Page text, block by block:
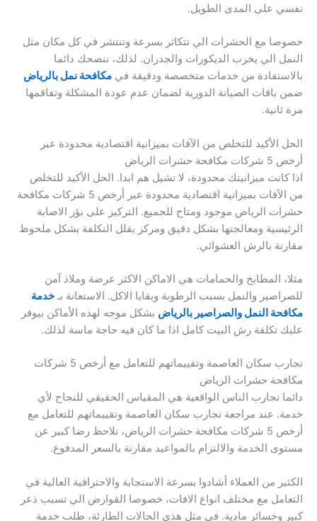
نفسي على المدى الطويل.
خصوصا مع الحشرات الي تتكاثر بسرعة وتنتشر في كل مكان مثل
النمل الي يخرب الديكورات والجدران. لذلك، ننصحك دائما
بالاستفادة من خدمات متخصصة ودقيقة في مكافحة نمل بالرياض
ضمن باقات الصيانة الدورية لضمان عدم عودة المشكلة وتفاقمها
مرة ثانية.
الحل الأكيد للتخلص من الآفات بميزانية اقتصادية محدودة عبر
أرخص 5 شركات مكافحة حشرات الرياض
اذا كانت ميزانيتك محدودة، لا تشيل هم ابدا. الحل الأكيد للتخلص
من الآفات بميزانية اقتصادية محدودة عبر أرخص 5 شركات مكافحة
حشرات الرياض موجود ومتاح للجميع. التركيز على بؤر الاصابة
الرئيسية ومعالجتها بشكل دقيق ومركز يقلل التكلفة بشكل ملحوظ
مقارنة بالرش العشوائي.
مثلا، المطابخ والحمامات هي الاماكن الاكثر عرضة وملاذ آمن
للصراصير والنمل بسبب الرطوبة وبقايا الاكل. الاستعانة بـ خدمة
مكافحة النمل والصراصير بالرياض بشكل موجه لهذه الأماكن بيوفر
عليك تكلفة رش البيت كامل اذا ما كان فيه حاجة ماسة لذلك.
تجارب سكان العاصمة وتقييماتهم للتعامل مع أرخص 5 شركات
مكافحة حشرات الرياض
دائما تجارب الناس الواقعية هي المقياس الحقيقي للنجاح لأي
خدمة. عند مراجعة تجارب سكان العاصمة وتقييماتهم للتعامل مع
أرخص 5 شركات مكافحة حشرات الرياض، نلاحظ رضا كبير عن
مستوى الخدمة والالتزام بالمواعيد مقارنة بالسعر المدفوع.
الكثير من العملاء أشادوا بسرعة الاستجابة والاحترافية العالية في
التعامل مع مختلف انواع الافات، خصوصا القوارض الي تسبب ذعر
كبير وخسائر مادية. في مثل هذي الحالات الطارئة، طلب خدمة